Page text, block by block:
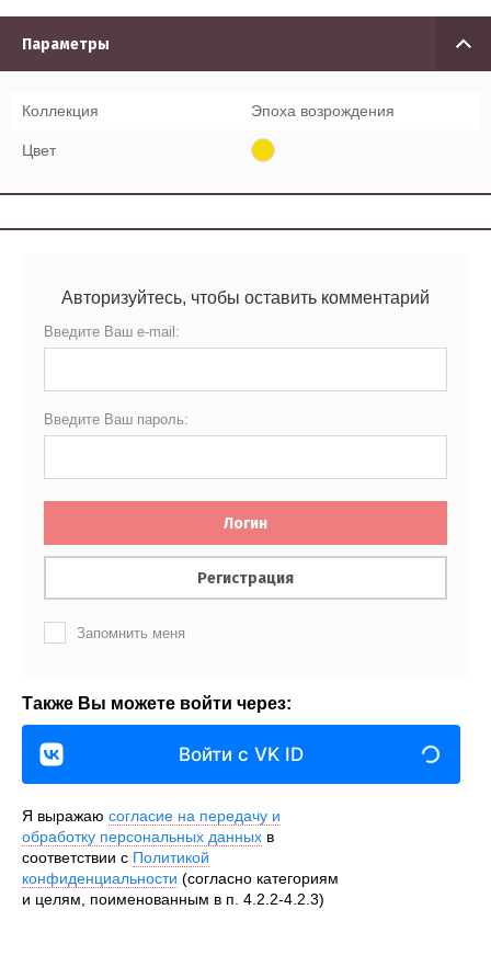
Параметры
Коллекция Эпоха возрождения
Цвет
Авторизуйтесь, чтобы оставить комментарий
Введите Ваш e-mail:
Введите Ваш пароль:
Логин
Регистрация
Запомнить меня
Также Вы можете войти через:
Войти с VK ID
Я выражаю согласие на передачу и
обработку персональных данных в
соответствии с Политикой
конфиденциальности (согласно категориям
и целям, поименованным в п. 4.2.2-4.2.3)